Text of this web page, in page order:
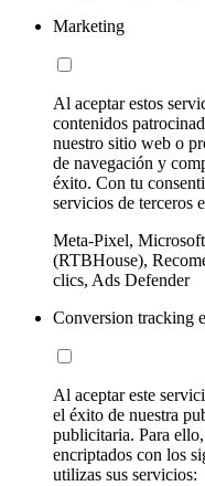
Marketing
Al aceptar estos
contenidos
nuestro sitio web o
de navegación y
éxito. Con tu
servicios de terceros
Meta-Pixel,
(RTBHouse),
clics, Ads Defender
Conversion tracking
Al aceptar este
el éxito de nuestra
publicitaria. Para
encriptados con los
utilizas sus servicios: